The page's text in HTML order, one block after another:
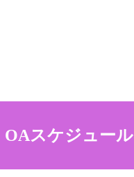
OAスケジュール